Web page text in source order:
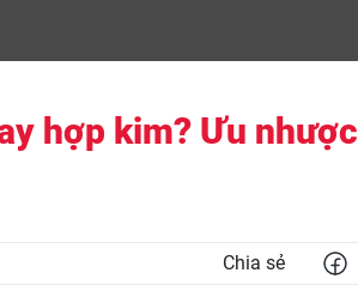
hợp kim? Ưu nhược
Chia sẻ